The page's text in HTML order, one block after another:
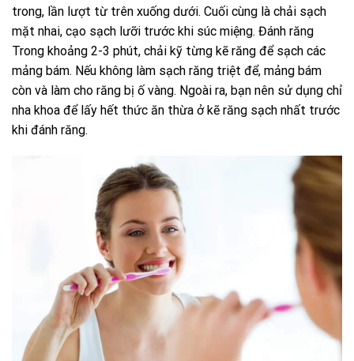
trong, lần lượt từ trên xuống dưới. Cuối cùng là chải sạch
mặt nhai, cạo sạch lưỡi trước khi súc miệng. Đánh răng
Trong khoảng 2-3 phút, chải kỹ từng kẽ răng để sạch các
mảng bám. Nếu không làm sạch răng triệt để, mảng bám
còn và làm cho răng bị ố vàng. Ngoài ra, bạn nên sử dụng chỉ
nha khoa để lấy hết thức ăn thừa ở kẽ răng sạch nhất trước
khi đánh răng.